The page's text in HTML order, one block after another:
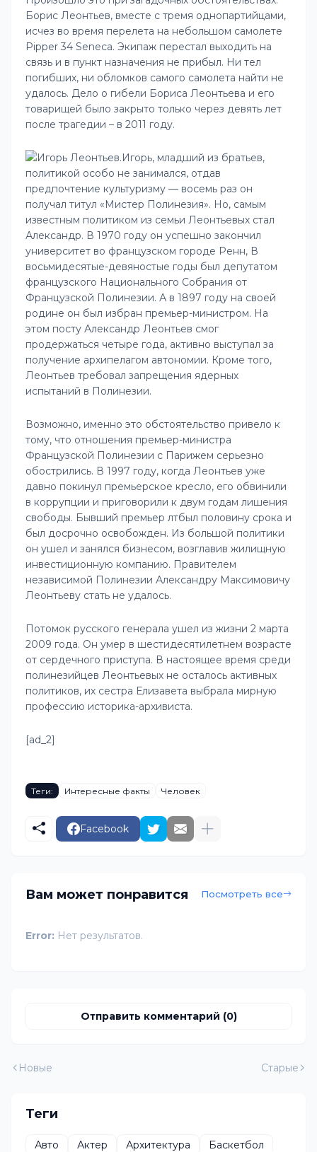
Борис Леонтьев, вместе с тремя однопартийцами,
исчез во время перелета на небольшом самолете
Pipper 34 Seneca. Экипаж перестал выходить на
связь и в пункт назначения не прибыл. Ни тел
погибших, ни обломков самого самолета найти не
удалось. Дело о гибели Бориса Леонтьева и его
товарищей было закрыто только через девять лет
после трагедии – в 2011 году.
Игорь, младший из братьев,
политикой особо не занимался, отдав
предпочтение культуризму — восемь раз он
получал титул «Мистер Полинезия». Но, самым
известным политиком из семьи Леонтьевых стал
Александр. В 1970 году он успешно закончил
университет во французском городе Ренн, В
восьмидесятые-девяностые годы был депутатом
французского Национального Собрания от
Французской Полинезии. А в 1897 году на своей
родине он был избран премьер-министром. На
этом посту Александр Леонтьев смог
продержаться четыре года, активно выступал за
получение архипелагом автономии. Кроме того,
Леонтьев требовал запрещения ядерных
испытаний в Полинезии.
Возможно, именно это обстоятельство привело к
тому, что отношения премьер-министра
Французской Полинезии с Парижем серьезно
обострились. В 1997 году, когда Леонтьев уже
давно покинул премьерское кресло, его обвинили
в коррупции и приговорили к двум годам лишения
свободы. Бывший премьер лтбыл половину срока и
был досрочно освобожден. Из большой политики
он ушел и занялся бизнесом, возглавив жилищную
инвестиционную компанию. Правителем
независимой Полинезии Александру Максимовичу
Леонтьеву стать не удалось.
Потомок русского генерала ушел из жизни 2 марта
2009 года. Он умер в шестидесятилетнем возрасте
от сердечного приступа. В настоящее время среди
полинезийцев Леонтьевых не осталось активных
политиков, их сестра Елизавета выбрала мирную
профессию историка-архивиста.
[ad_2]
Теги: Интересные факты Человек
Facebook
Вам может понравится Посмотреть все
Error: Нет результатов.
Отправить комментарий (0)
Новые Старые
Теги
Авто Актер Архитектура
Баскетбол